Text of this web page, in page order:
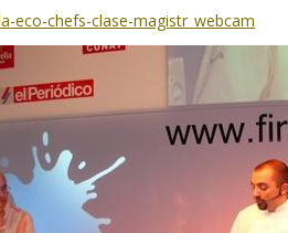
eco-chefs-clase-magistr_webcam